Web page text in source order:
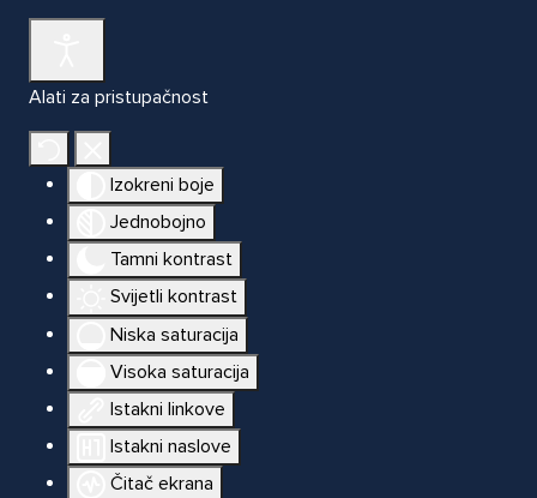
Alati za pristupačnost
Izokreni boje
Jednobojno
Tamni kontrast
Svijetli kontrast
Niska saturacija
Visoka saturacija
Istakni linkove
Istakni naslove
Čitač ekrana